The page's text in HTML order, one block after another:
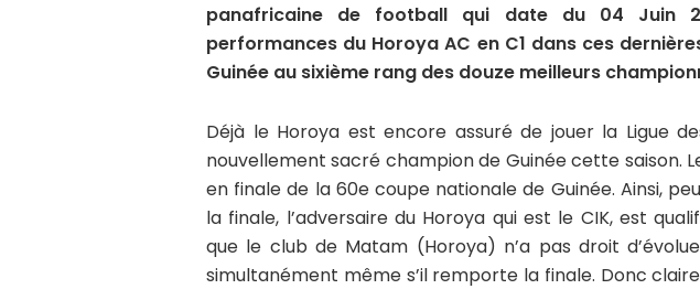
panafricaine de football qui date du 04 Juin
performances du Horoya AC en C1 dans ces
Guinée au sixième rang des douze meilleurs
Déjà le Horoya est encore assuré de jouer la Ligue
nouvellement sacré champion de Guinée cette saison.
en finale de la 60e coupe nationale de Guinée. Ainsi,
la finale, l’adversaire du Horoya qui est le CIK, est
que le club de Matam (Horoya) n’a pas droit
simultanément même s’il remporte la finale. Donc